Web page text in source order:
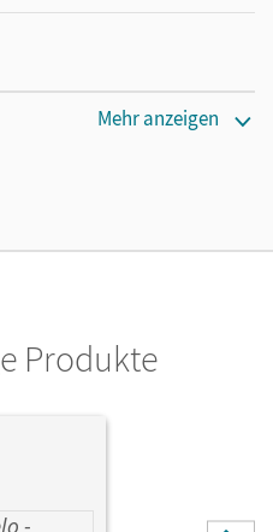
Mehr anzeigen
Produkte